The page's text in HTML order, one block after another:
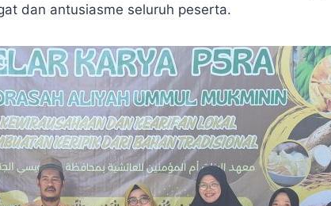
dan antusiasme seluruh peserta.